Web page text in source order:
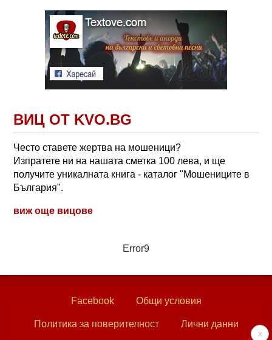
ВИЦ ОТ KVO.BG
Често ставете жертва на мошеници?
Изпратете ни на нашата сметка 100 лева, и ще
получите уникалната книга - каталог "Мошениците в
България".
виж още вицове
Error9
x
Facebook Общи условия
Политика за поверителност Лични данни